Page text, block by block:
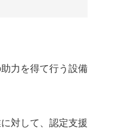
力を得て行う設備
対して、認定支援